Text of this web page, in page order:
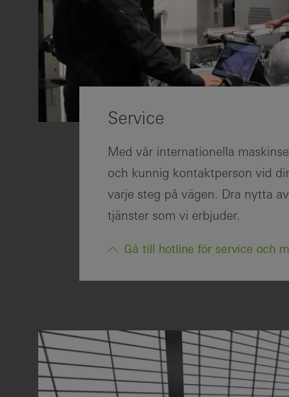
Service
Med vår internationella
och kunnig kontaktperson vid
varje steg på vägen. Dra nytta
tjänster som vi erbjuder.
Gå till hotline för service och